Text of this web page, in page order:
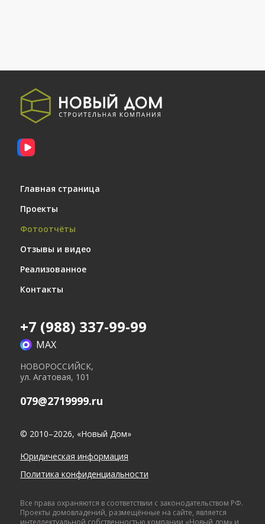
17.05.2011
Оштукатуривание фасадных стен
07.05.2011
Завершены кровельные работы
29.07.2011
29.07.2011
Лестница
29.07.2011
Санузел
28.03.2011
28.03.2011
Монтаж розеток и выключателей Legrand
© 2010–2026, «Новый Дом»
Юридическая информация
Политика конфиденциальности
+7 (988) 337-99-99
MAX
НОВОРОССИЙСК,
ул. Агатовая, 101
079@2719999.ru
Главная страница
Проекты
Фотоотчёты
Отзывы и видео
Реализованное
Контакты
Все права охраняются в соответствии с законодательством РФ.
Проекты домовладений, размещённые на сайте, является
интеллектуальной собственностью компании «Новый дом» и